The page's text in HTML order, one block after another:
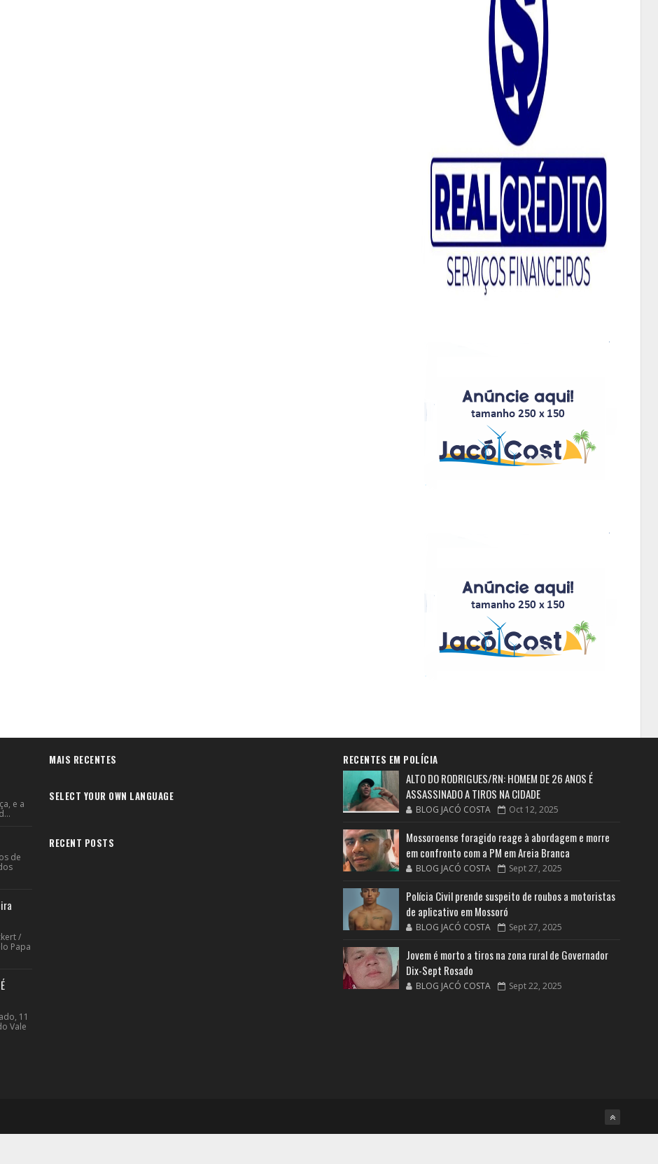
e a
de
/
Papa
11
Vale
MAIS RECENTES
SELECT YOUR OWN LANGUAGE
RECENT POSTS
RECENTES EM POLÍCIA
ALTO DO RODRIGUES/RN: HOMEM DE 26 ANOS É
ASSASSINADO A TIROS NA CIDADE
BLOG JACÓ COSTA Oct 12, 2025
Mossoroense foragido reage à abordagem e morre
em confronto com a PM em Areia Branca
BLOG JACÓ COSTA Sept 27, 2025
Polícia Civil prende suspeito de roubos a motoristas
de aplicativo em Mossoró
BLOG JACÓ COSTA Sept 27, 2025
Jovem é morto a tiros na zona rural de Governador
Dix-Sept Rosado
BLOG JACÓ COSTA Sept 22, 2025